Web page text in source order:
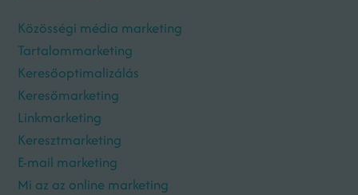
Közösségi média marketing
Tartalommarketing
Keresőoptimalizálás
Keresőmarketing
Linkmarketing
Keresztmarketing
E-mail marketing
Mi az az online marketing